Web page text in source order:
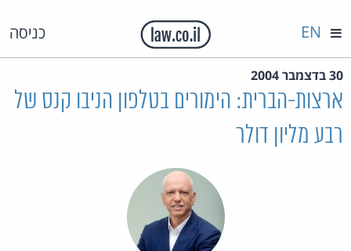
כניסה EN
30 בדצמבר 2004
ארצות-הברית: הימורים בטלפון הניבו קנס של
רבע מליון דולר